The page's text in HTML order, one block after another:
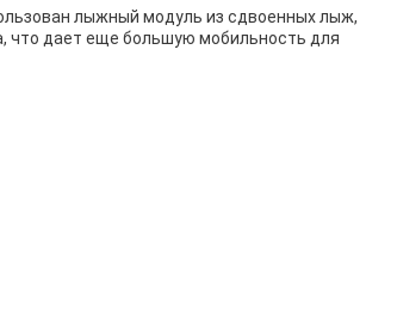
лыжный модуль из сдвоенных лыж,
что дает еще большую мобильность для